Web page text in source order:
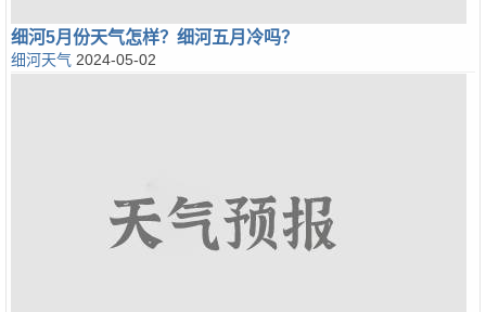
细河5月份天气怎样？细河五月冷吗？
细河天气 2024-05-02